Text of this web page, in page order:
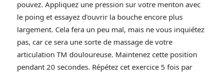
pouvez. Appliquez une pression sur votre menton avec
le poing et essayez d’ouvrir la bouche encore plus
largement. Cela fera un peu mal, mais ne vous inquiétez
pas, car ce sera une sorte de massage de votre
articulation TM douloureuse. Maintenez cette position
pendant 20 secondes. Répétez cet exercice 5 fois par